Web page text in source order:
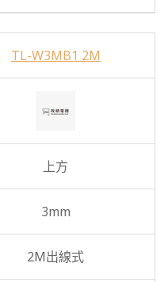
TL-W3MB1 2M
上方
3mm
2M出線式